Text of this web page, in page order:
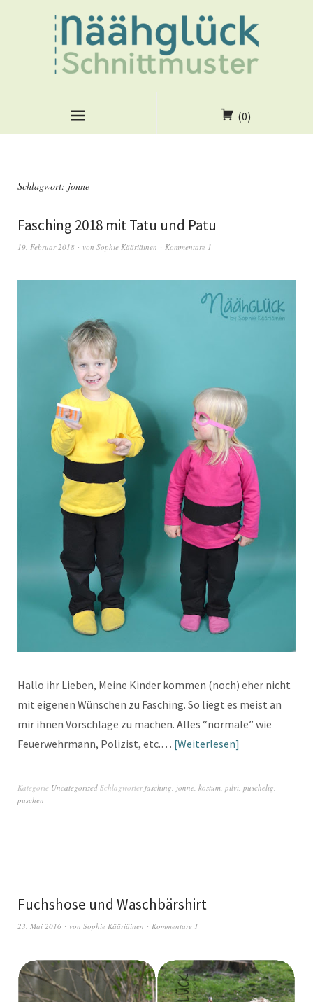
(0)
Schlagwort: jonne
Fasching 2018 mit Tatu und Patu
19. Februar 2018 von Sophie Kääriäinen Kommentare 1
Hallo ihr Lieben, Meine Kinder kommen (noch) eher nicht
mit eigenen Wünschen zu Fasching. So liegt es meist an
mir ihnen Vorschläge zu machen. Alles “normale” wie
Feuerwehrmann, Polizist, etc.… Weiterlesen
Kategorie Uncategorized Schlagwörterfasching jonne kostüm pilvi puschelig
puschen
Fuchshose und Waschbärshirt
23. Mai 2016 von Sophie Kääriäinen Kommentare 1